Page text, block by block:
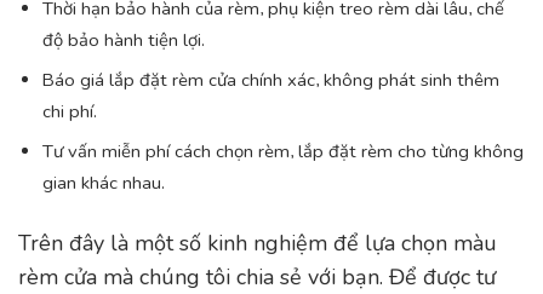
Thời hạn bảo hành của rèm, phụ kiện treo rèm dài lâu, chế
độ bảo hành tiện lợi.
Báo giá lắp đặt rèm cửa chính xác, không phát sinh thêm
chi phí.
Tư vấn miễn phí cách chọn rèm, lắp đặt rèm cho từng không
gian khác nhau.
Trên đây là một số kinh nghiệm để lựa chọn màu
rèm cửa mà chúng tôi chia sẻ với bạn. Để được tư